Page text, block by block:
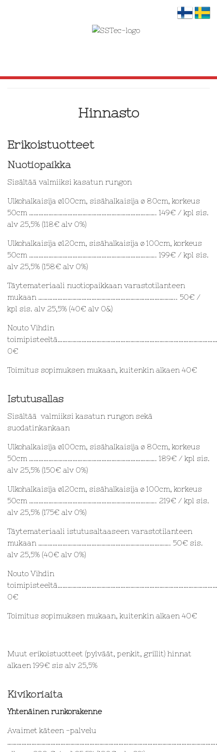
Hinnasto
Erikoistuotteet
Nuotiopaikka
Sisältää valmiiksi kasatun rungon
Ulkohalkaisija ø100cm, sisähalkaisija ø 80cm, korkeus
50cm ……………………………………………………………………. 149€ / kpl sis.
alv 25,5% (118€ alv 0%)
Ulkohalkaisija ø120cm, sisähalkaisija ø 100cm, korkeus
50cm ……………………………………………………………………. 199€ / kpl sis.
alv 25,5% (158€ alv 0%)
Täytemateriaali nuotiopaikkaan varastotilanteen
mukaan ………………………………………………………………………….. 50€ /
kpl sis. alv 25,5% (40€ alv 0&)
Nouto Vihdin
0€
Toimitus sopimuksen mukaan, kuitenkin alkaen 40€
Istutusallas
Sisältää valmiiksi kasatun rungon sekä
suodatinkankaan
Ulkohalkaisija ø100cm, sisähalkaisija ø 80cm, korkeus
50cm ……………………………………………………………………. 189€ / kpl sis.
alv 25,5% (150€ alv 0%)
Ulkohalkaisija ø120cm, sisähalkaisija ø 100cm, korkeus
50cm ……………………………………………………………………. 219€ / kpl sis.
alv 25,5% (175€ alv 0%)
Täytemateriaali istutusaltaaseen varastotilanteen
mukaan ………………………………………………………………………. 50€ sis.
alv 25,5% (40€ alv 0%)
Nouto Vihdin
0€
Toimitus sopimuksen mukaan, kuitenkin alkaen 40€
Muut erikoistuotteet (pylväät, penkit, grillit) hinnat
alkaen 199€ sis alv 25,5%
Kivikoriaita
Yhtenäinen runkorakenne
Avaimet käteen -palvelu